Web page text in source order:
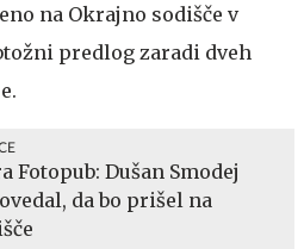
na Okrajno sodišče v
predlog zaradi dveh
Fotopub: Dušan Smodej
da bo prišel na